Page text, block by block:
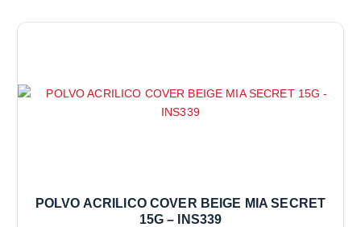
POLVO ACRILICO COVER BEIGE MIA SECRET
15G – INS339